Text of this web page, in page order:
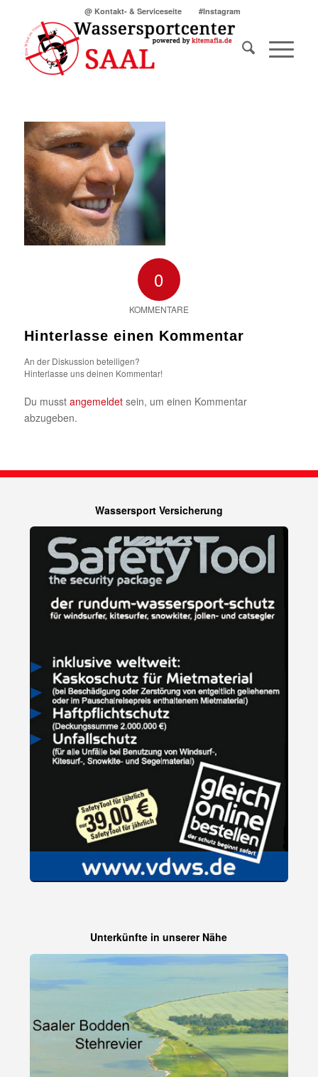
@ Kontakt- & Serviceseite #Instagram
0
KOMMENTARE
Hinterlasse einen Kommentar
An der Diskussion beteiligen?
Hinterlasse uns deinen Kommentar!
Du musst angemeldetsein, um einen Kommentar
abzugeben.
Wassersport Versicherung
Unterkünfte in unserer Nähe